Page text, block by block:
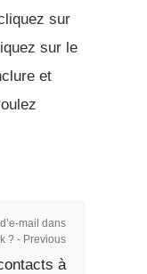
sur
sur le
et
mail dans
? - Previous
à